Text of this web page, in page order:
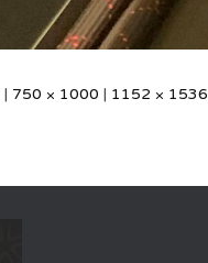
| 750 × 1000 | 1152 × 1536